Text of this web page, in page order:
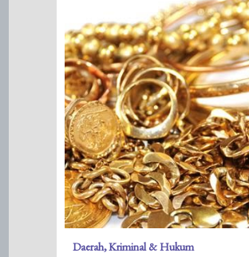
Daerah Kriminal & Hukum